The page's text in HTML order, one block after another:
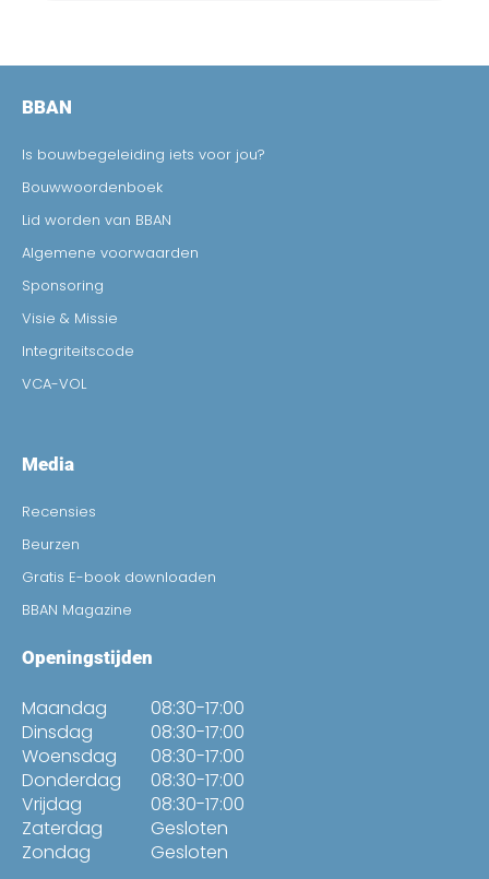
BBAN
Is bouwbegeleiding iets voor jou?
Bouwwoordenboek
Lid worden van BBAN
Algemene voorwaarden
Sponsoring
Visie & Missie
Integriteitscode
VCA-VOL
Media
Recensies
Beurzen
Gratis E-book downloaden
BBAN Magazine
Openingstijden
Maandag
Dinsdag
Woensdag
Donderdag
Vrijdag
Zaterdag
Zondag
08:30-17:00
08:30-17:00
08:30-17:00
08:30-17:00
08:30-17:00
Gesloten
Gesloten